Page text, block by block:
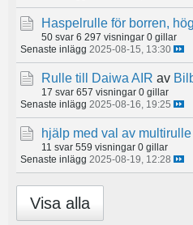
Haspelrulle för borren,
50 svar 6 297 visningar 0 gillar
Senaste inlägg 2025-08-15, 13:30
Rulle till Daiwa AIR av
17 svar 657 visningar 0 gillar
Senaste inlägg 2025-08-16, 19:25
hjälp med val av multirulle
11 svar 559 visningar 0 gillar
Senaste inlägg 2025-08-19, 12:28
Visa alla